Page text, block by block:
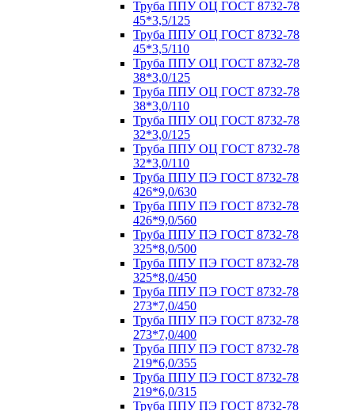
Труба ППУ ОЦ ГОСТ 8732-78
45*3,5/125
Труба ППУ ОЦ ГОСТ 8732-78
45*3,5/110
Труба ППУ ОЦ ГОСТ 8732-78
38*3,0/125
Труба ППУ ОЦ ГОСТ 8732-78
38*3,0/110
Труба ППУ ОЦ ГОСТ 8732-78
32*3,0/125
Труба ППУ ОЦ ГОСТ 8732-78
32*3,0/110
Труба ППУ ПЭ ГОСТ 8732-78
426*9,0/630
Труба ППУ ПЭ ГОСТ 8732-78
426*9,0/560
Труба ППУ ПЭ ГОСТ 8732-78
325*8,0/500
Труба ППУ ПЭ ГОСТ 8732-78
325*8,0/450
Труба ППУ ПЭ ГОСТ 8732-78
273*7,0/450
Труба ППУ ПЭ ГОСТ 8732-78
273*7,0/400
Труба ППУ ПЭ ГОСТ 8732-78
219*6,0/355
Труба ППУ ПЭ ГОСТ 8732-78
219*6,0/315
Труба ППУ ПЭ ГОСТ 8732-78